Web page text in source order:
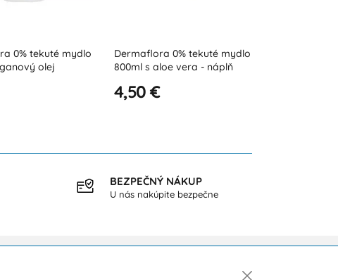
Dermaflora 0% tekuté mydlo
800ml s aloe vera - náplň
Dermaflora 0% tekuté mydlo
400ml s kokosovým olejom
BEZPEČNÝ NÁKUP
U nás nakúpite bezpečne